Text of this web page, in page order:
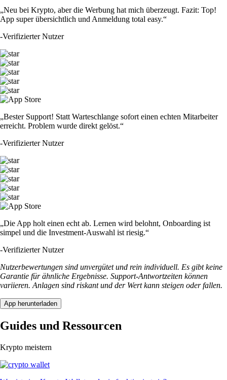
„Neu bei Krypto, aber die Werbung hat mich überzeugt. Fazit: Top!
App super übersichtlich und Anmeldung total easy.“
-Verifizierter Nutzer
„Bester Support! Statt Warteschlange sofort einen echten Mitarbeiter
erreicht. Problem wurde direkt gelöst.“
-Verifizierter Nutzer
„Die App holt einen echt ab. Lernen wird belohnt, Onboarding ist
simpel und die Investment-Auswahl ist riesig.“
-Verifizierter Nutzer
Nutzerbewertungen sind unvergütet und rein individuell. Es gibt keine
Garantie für ähnliche Ergebnisse. Support-Antwortzeiten können
variieren. Anlagen sind riskant und der Wert kann steigen oder fallen.
App herunterladen
Guides und Ressourcen
Krypto meistern